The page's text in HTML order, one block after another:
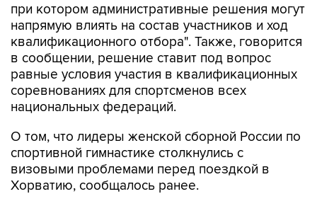
при котором административные решения могут
напрямую влиять на состав участников и ход
квалификационного отбора". Также, говорится
в сообщении, решение ставит под вопрос
равные условия участия в квалификационных
соревнованиях для спортсменов всех
национальных федераций.
О том, что лидеры женской сборной России по
спортивной гимнастике столкнулись с
визовыми проблемами перед поездкой в
Хорватию, сообщалось ранее.